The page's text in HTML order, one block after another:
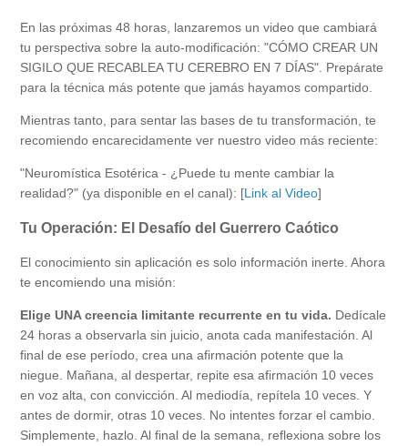
En las próximas 48 horas, lanzaremos un video que cambiará
tu perspectiva sobre la auto-modificación: "CÓMO CREAR UN
SIGILO QUE RECABLEA TU CEREBRO EN 7 DÍAS". Prepárate
para la técnica más potente que jamás hayamos compartido.
Mientras tanto, para sentar las bases de tu transformación, te
recomiendo encarecidamente ver nuestro video más reciente:
"Neuromística Esotérica - ¿Puede tu mente cambiar la
realidad?" (ya disponible en el canal): [Link al Video]
Tu Operación: El Desafío del Guerrero Caótico
El conocimiento sin aplicación es solo información inerte. Ahora
te encomiendo una misión:
Elige UNA creencia limitante recurrente en tu vida. Dedícale
24 horas a observarla sin juicio, anota cada manifestación. Al
final de ese período, crea una afirmación potente que la
niegue. Mañana, al despertar, repite esa afirmación 10 veces
en voz alta, con convicción. Al mediodía, repítela 10 veces. Y
antes de dormir, otras 10 veces. No intentes forzar el cambio.
Simplemente, hazlo. Al final de la semana, reflexiona sobre los